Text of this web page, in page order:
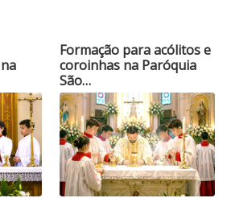
Formação para acólitos e
coroinhas na Paróquia
São…